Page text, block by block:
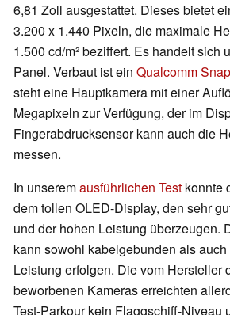
6,81 Zoll ausgestattet. Dieses bietet
3.200 x 1.440 Pixeln, die maximale
1.500 cd/m² beziffert. Es handelt sich
Panel. Verbaut ist ein Qualcomm
steht eine Hauptkamera mit einer
Megapixeln zur Verfügung, der im
Fingerabdrucksensor kann auch die
messen.
In unseremausführlichen Test konnte
dem tollen OLED-Display, den sehr
und der hohen Leistung überzeugen.
kann sowohl kabelgebunden als
Leistung erfolgen. Die vom Hersteller
beworbenen Kameras erreichten
Test-Parkour kein Flaggschiff-Niveau